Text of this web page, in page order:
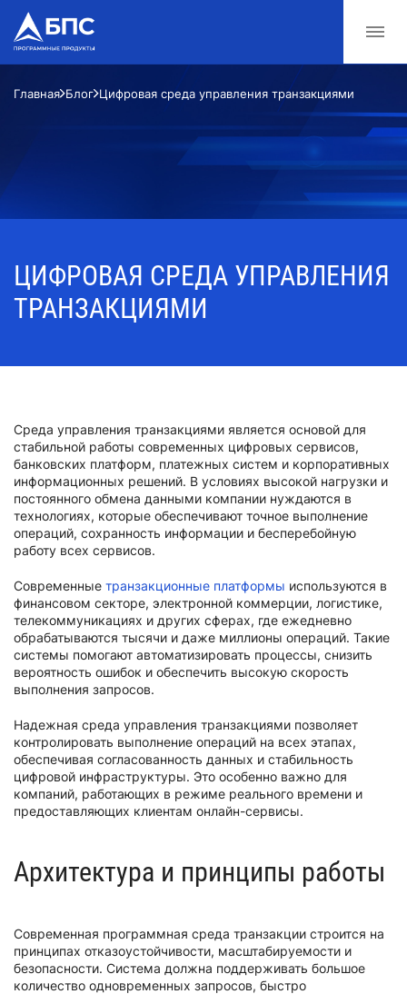
Главная Блог Цифровая среда управления транзакциями
ЦИФРОВАЯ СРЕДА УПРАВЛЕНИЯ
ТРАНЗАКЦИЯМИ
Среда управления транзакциями является основой для
стабильной работы современных цифровых сервисов,
банковских платформ, платежных систем и корпоративных
информационных решений. В условиях высокой нагрузки и
постоянного обмена данными компании нуждаются в
технологиях, которые обеспечивают точное выполнение
операций, сохранность информации и бесперебойную
работу всех сервисов.
Современные транзакционные платформы используются в
финансовом секторе, электронной коммерции, логистике,
телекоммуникациях и других сферах, где ежедневно
обрабатываются тысячи и даже миллионы операций. Такие
системы помогают автоматизировать процессы, снизить
вероятность ошибок и обеспечить высокую скорость
выполнения запросов.
Надежная среда управления транзакциями позволяет
контролировать выполнение операций на всех этапах,
обеспечивая согласованность данных и стабильность
цифровой инфраструктуры. Это особенно важно для
компаний, работающих в режиме реального времени и
предоставляющих клиентам онлайн-сервисы.
Архитектура и принципы работы
Современная программная среда транзакции строится на
принципах отказоустойчивости, масштабируемости и
безопасности. Система должна поддерживать большое
количество одновременных запросов, быстро